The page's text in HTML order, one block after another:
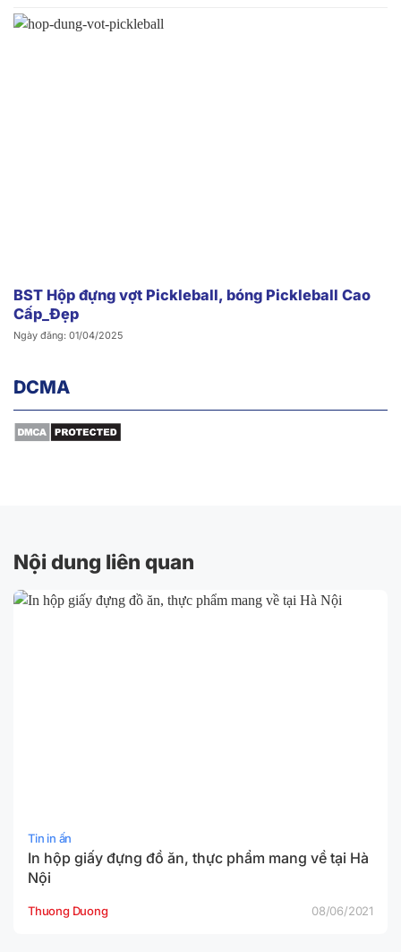
BST Hộp đựng vợt Pickleball, bóng Pickleball Cao
Cấp_Đẹp
Ngày đăng: 01/04/2025
DCMA
Nội dung liên quan
Tin in ấn
In hộp giấy đựng đồ ăn, thực phẩm mang về tại Hà
Nội
Thuong Duong 08/06/2021